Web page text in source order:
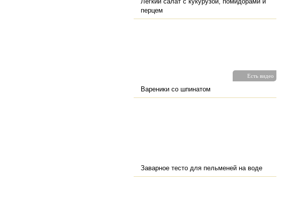
перцем
Есть видео
Вареники со шпинатом
Заварное тесто для пельменей на воде